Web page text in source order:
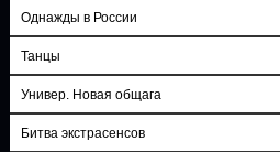
Однажды в России
Танцы
Универ. Новая общага
Битва экстрасенсов